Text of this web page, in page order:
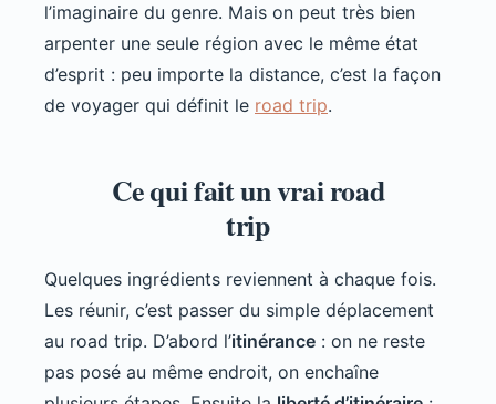
l’imaginaire du genre. Mais on peut très bien
arpenter une seule région avec le même état
d’esprit : peu importe la distance, c’est la façon
de voyager qui définit le road trip.
Ce qui fait un vrai road
trip
Quelques ingrédients reviennent à chaque fois.
Les réunir, c’est passer du simple déplacement
au road trip. D’abord l’itinérance : on ne reste
pas posé au même endroit, on enchaîne